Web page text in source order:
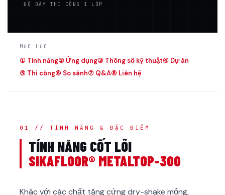
ĐỘ DÀY THI CÔNG 1 LỚP
MỤC LỤC
① Tính năng② Ứng dụng③ Thông số kỹ thuật④ Dự án
⑤ Thi công⑥ So sánh⑦ Q&A⑧ Liên hệ
01 // TÍNH NĂNG & ĐẶC ĐIỂM
TÍNH NĂNG CỐT LÕI
SIKAFLOOR® METALTOP-300
Khác với các chất tăng cứng dry-shake mỏng,